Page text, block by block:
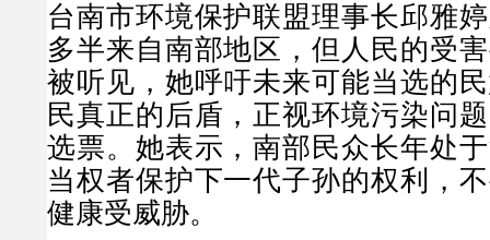
台南市环境保护联盟理事长邱雅
多半来自南部地区，但人民的受
被听见，她呼吁未来可能当选的
民真正的后盾，正视环境污染问
选票。她表示，南部民众长年处
当权者保护下一代子孙的权利，
健康受威胁。